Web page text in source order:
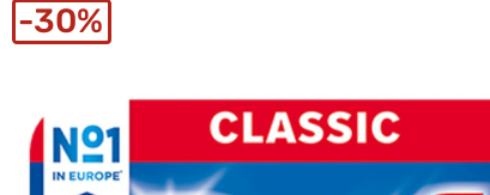
30%